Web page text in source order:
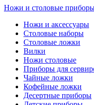
Ножи и столовые
Ножи и аксессуары
Столовые наборы
Столовые ложки
Вилки
Ножи столовые
Приборы для
Чайные ложки
Кофейные ложки
Десертные приборы